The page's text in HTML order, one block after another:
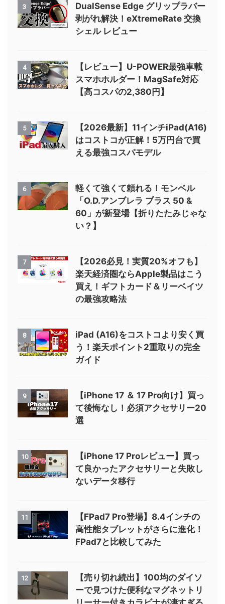
3
DualSense Edge グリップラバー
剥がれ解決！eXtremeRate 交換
シェル レビュー
4
【レビュー】U-POWER最強車載
スマホホルダー！MagSafe対応
【高コスパの2,380円】
5
【2026最新】11インチiPad(A16)
はコストコが正解！5万円台で買
える最強コスパモデル
6
軽くて強くて頼れる！モンベル
「O.D.アンブレラ プラス 50 &
60」が新登場【折りたたみじゃな
い？】
7
【2026必見！実質20%オフも】
楽天経済圏ならApple製品はこう
買え！ギフトカード＆リーベイツ
の最強攻略法
8
iPad (A16)をコストコより安く買
う！楽天ポイント2重取りの完全
ガイド
9
【iPhone 17 ＆ 17 Pro向け】買っ
て後悔なし！必須アクセサリー20
選
10
【iPhone 17 Proレビュー】買っ
て良かったアクセサリーと失敗し
ないデータ移行
11
【FPad7 Pro登場】8.4インチの
高性能タブレットがさらに進化！
FPad7と比較してみた
12
【売り切れ続出】100均のダイソ
ーで見つけた便利なマグネットリ